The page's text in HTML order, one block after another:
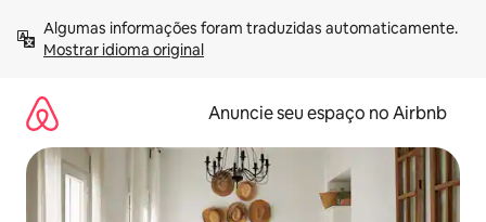
para
Mostrar idioma original
Anuncie seu espaço no Airbnb